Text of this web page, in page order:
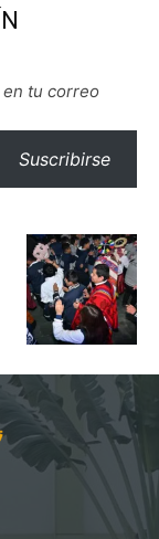
tu correo
Suscribirse